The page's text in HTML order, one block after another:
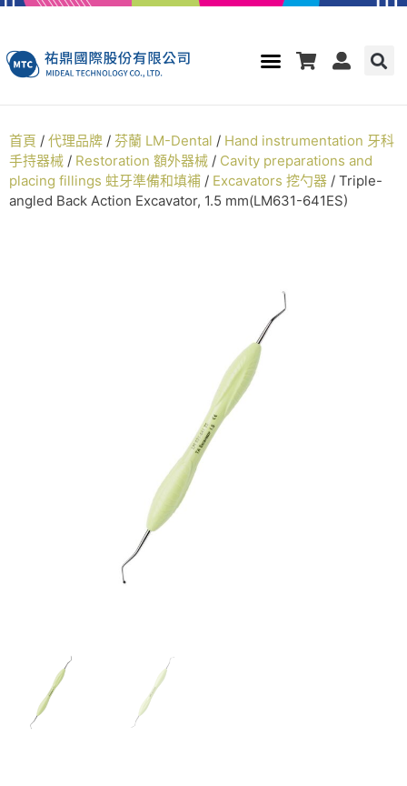
首頁 / 代理品牌 / 芬蘭 LM-Dental / Hand instrumentation 牙科
手持器械 / Restoration 額外器械 / Cavity preparations and
placing fillings 蛀牙準備和填補 / Excavators 挖勺器 / Triple-
angled Back Action Excavator, 1.5 mm(LM631-641ES)